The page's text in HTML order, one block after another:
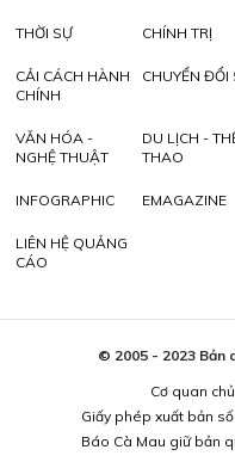
THỜI SỰ CHÍNH TRỊ
CẢI CÁCH HÀNH
CHÍNH
CHUYỂN ĐỔI
VĂN HÓA -
NGHỆ THUẬT
DU LỊCH -
THAO
INFOGRAPHIC EMAGAZINE
LIÊN HỆ QUẢNG
CÁO
© 2005 - 2023 Bản
Cơ quan
Giấy phép xuất bản
Báo Cà Mau giữ bản